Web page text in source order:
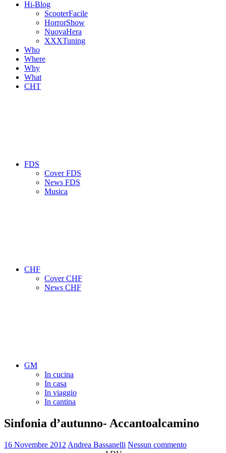
Hi-Blog
ScooterFacile
HorrorShow
NuovaHera
XXXTuning
Who
Where
Why
What
CHT
FDS
Cover FDS
News FDS
Musica
CHF
Cover CHF
News CHF
GM
In cucina
In casa
In viaggio
In cantina
Sinfonia d’autunno- Accantoalcamino
16 Novembre 2012 Andrea Bassanelli Nessun commento